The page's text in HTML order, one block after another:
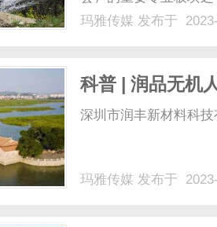
能产业创新博览会”（
玛雅传媒 发布于
科普 | 润品无机
深圳市润丰新材料科
玛雅传媒 发布于